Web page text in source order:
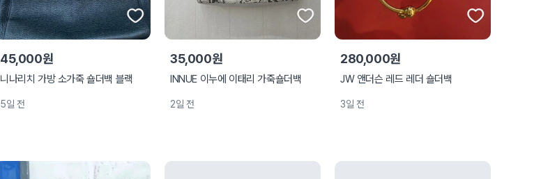
45,000원
니나리치 가방 소가죽 숄더백 블랙
5일 전
35,000원
INNUE 이누에 이태리 가죽숄더백
2일 전
280,000원
JW 앤더슨 레드 레더 숄더백
3일 전